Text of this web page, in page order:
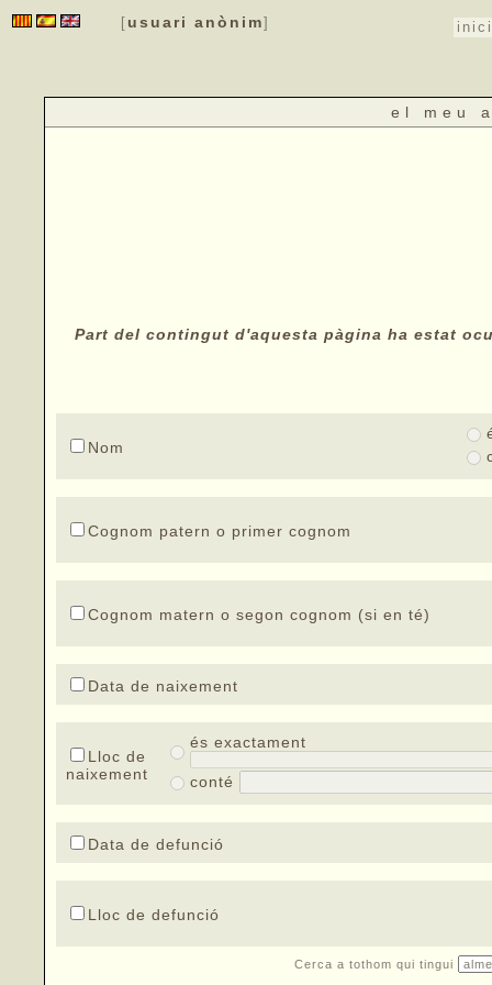
[ usuari anònim] inici
el meu
Part del contingut d'aquesta pàgina ha estat
Nom
Cognom patern o primer cognom
Cognom matern o segon cognom (si en té)
Data de naixement
Lloc de
naixement
és exactament
conté
Data de defunció
Lloc de defunció
Cerca a tothom qui tingui